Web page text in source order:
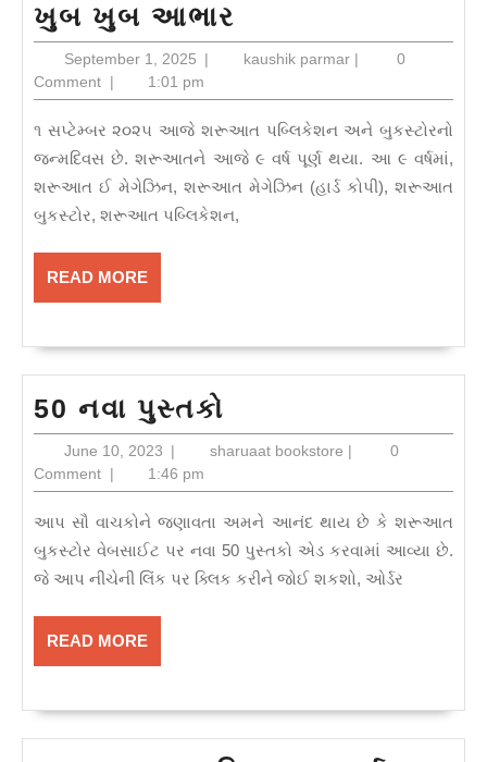
ખુબ ખુબ આભાર
નવ
–
સૌનો
ખુબ
September 1, 2025September
1,
2025
| kaushik parmarkaushik
|
0
Comment | 1:01 pm
૧ સપ્ટેમ્બર ૨૦૨૫ આજે શરૂઆત પબ્લિકેશન અને બુકસ્ટોરનો
જન્મદિવસ છે. શરૂઆતને આજે ૯ વર્ષ પૂર્ણ થયા. આ ૯ વર્ષમાં,
શરૂઆત ઈ મેગેઝિન, શરૂઆત મેગેઝિન (હાર્ડ કોપી), શરૂઆત
બુકસ્ટોર, શરૂઆત પબ્લિકેશન,
READ MOREREAD
MORE
50 નવા પુસ્તકો
નવા
June 10, 2023June
10,
2023
| sharuaat bookstoresharuaat
|
0
Comment | 1:46 pm
આપ સૌ વાચકોને જણાવતા અમને આનંદ થાય છે કે શરૂઆત
બુકસ્ટોર વેબસાઈટ પર નવા 50 પુસ્તકો એડ કરવામાં આવ્યા છે.
જે આપ નીચેની લિંક પર ક્લિક કરીને જોઈ શકશો, ઓર્ડર
READ MOREREAD
MORE